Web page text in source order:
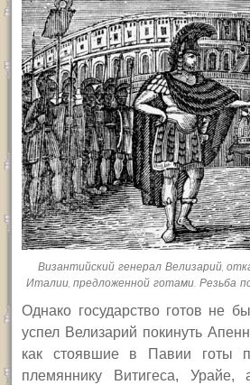
Византийский генерал Велизарий,
Италии, предложенной готами. Резьба
Однако государство готов не
успел Велизарий покинуть
как стоявшие в Павии готы
племяннику Витигеса,